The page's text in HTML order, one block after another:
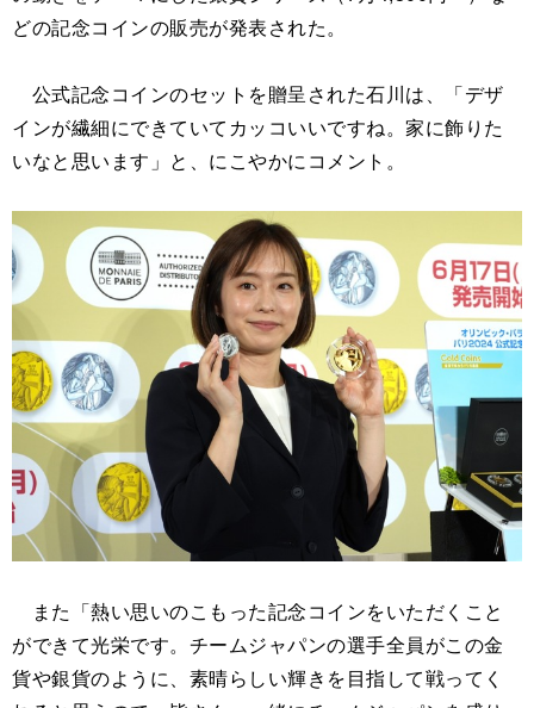
どの記念コインの販売が発表された。
公式記念コインのセットを贈呈された石川は、「デザ
インが繊細にできていてカッコいいですね。家に飾りた
いなと思います」と、にこやかにコメント。
また「熱い思いのこもった記念コインをいただくこと
ができて光栄です。チームジャパンの選手全員がこの金
貨や銀貨のように、素晴らしい輝きを目指して戦ってく